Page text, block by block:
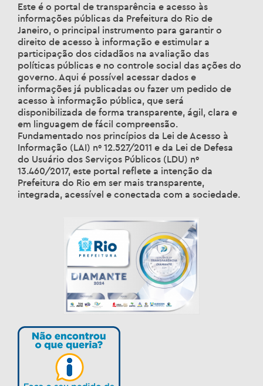
Este é o portal de transparência e acesso às
informações públicas da Prefeitura do Rio de
Janeiro, o principal instrumento para garantir o
direito de acesso à informação e estimular a
participação dos cidadãos na avaliação das
políticas públicas e no controle social das ações do
governo. Aqui é possível acessar dados e
informações já publicadas ou fazer um pedido de
acesso à informação pública, que será
disponibilizada de forma transparente, ágil, clara e
em linguagem de fácil compreensão.
Fundamentado nos princípios da Lei de Acesso à
Informação (LAI) nº 12.527/2011 e da Lei de Defesa
do Usuário dos Serviços Públicos (LDU) nº
13.460/2017, este portal reflete a intenção da
Prefeitura do Rio em ser mais transparente,
integrada, acessível e conectada com a sociedade.